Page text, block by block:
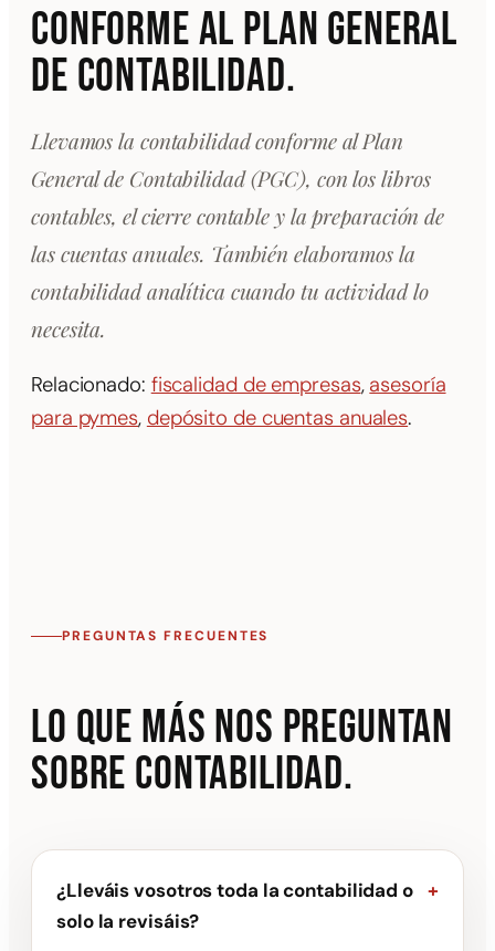
conforme al Plan General
de Contabilidad.
Llevamos la contabilidad conforme al Plan
General de Contabilidad (PGC), con los libros
contables, el cierre contable y la preparación de
las cuentas anuales. También elaboramos la
contabilidad analítica cuando tu actividad lo
necesita.
Relacionado: fiscalidad de empresas, asesoría
para pymes, depósito de cuentas anuales.
PREGUNTAS FRECUENTES
Lo que más nos preguntan
sobre contabilidad.
¿Lleváis vosotros toda la contabilidad o
solo la revisáis?
+